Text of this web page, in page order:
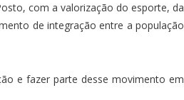
com a valorização do esporte, da
de integração entre a população
e fazer parte desse movimento em